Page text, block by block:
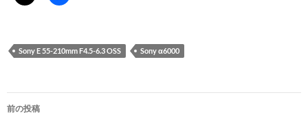
Sony E 55-210mm F4.5-6.3 OSS Sony α6000
投
前の投稿